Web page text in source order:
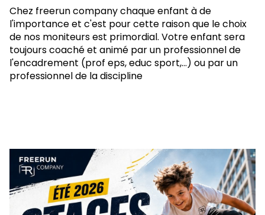
Chez freerun company chaque enfant à de
l'importance et c'est pour cette raison que le choix
de nos moniteurs est primordial. Votre enfant sera
toujours coaché et animé par un professionnel de
l'encadrement (prof eps, educ sport,...) ou par un
professionnel de la discipline